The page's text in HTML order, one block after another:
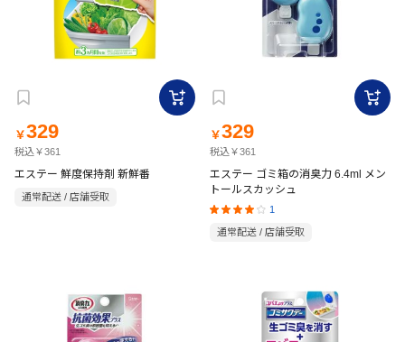
￥329
税込￥361
エステー 鮮度保持剤 新鮮番
通常配送 / 店舗受取
￥329
税込￥361
エステー ゴミ箱の消臭力 6.4ml メン
トールスカッシュ
1
通常配送 / 店舗受取